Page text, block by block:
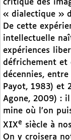
critique des
« dialectique »
De cette
intellectuelle
expériences
défrichement et
décennies, entre
Payot, 1983) et
Agone, 2009) : il
mine où l’on
XIXe siècle à
On y croisera